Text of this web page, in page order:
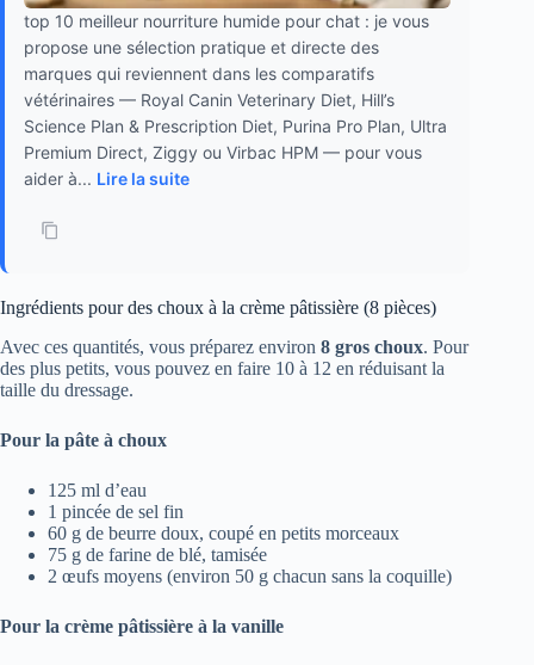
top 10 meilleur nourriture humide pour chat : je vous
propose une sélection pratique et directe des
marques qui reviennent dans les comparatifs
vétérinaires — Royal Canin Veterinary Diet, Hill’s
Science Plan & Prescription Diet, Purina Pro Plan, Ultra
Premium Direct, Ziggy ou Virbac HPM — pour vous
aider à... Lire la suite
Ingrédients pour des choux à la crème pâtissière (8 pièces)
Avec ces quantités, vous préparez environ 8 gros choux. Pour
des plus petits, vous pouvez en faire 10 à 12 en réduisant la
taille du dressage.
Pour la pâte à choux
125 ml d’eau
1 pincée de sel fin
60 g de beurre doux, coupé en petits morceaux
75 g de farine de blé, tamisée
2 œufs moyens (environ 50 g chacun sans la coquille)
Pour la crème pâtissière à la vanille